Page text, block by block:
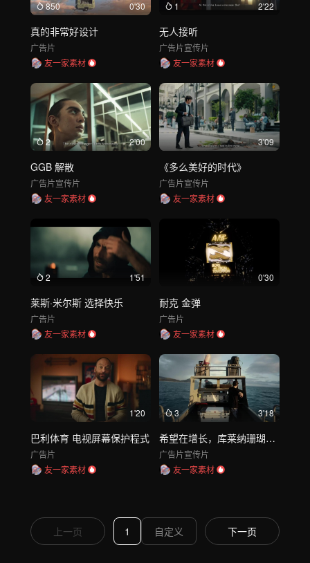
850 0'30
真的非常好设计
广告片
友一家素材
1 2'22
无人接听
广告片宣传片
友一家素材
2 2'00
GGB 解散
广告片宣传片
友一家素材
3'09
《多么美好的时代》
广告片宣传片
友一家素材
2 1'51
莱斯·米尔斯 选择快乐
广告片
友一家素材
0'30
耐克 金弹
广告片
友一家素材
1'20
巴利体育 电视屏幕保护程式
广告片
友一家素材
3 3'18
希望在增长，库莱纳珊瑚恢复
广告片宣传片
友一家素材
上一页 1 下一页